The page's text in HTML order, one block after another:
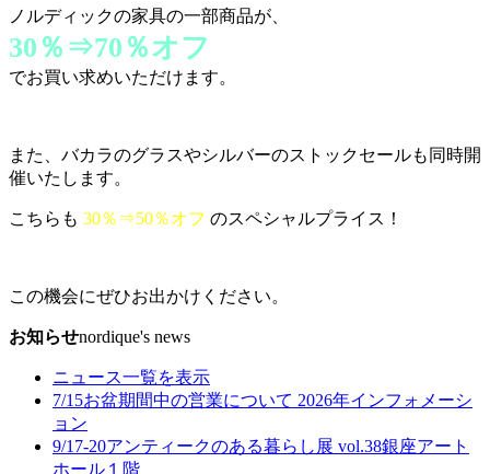
ノルディックの家具の一部商品が、
30％⇒70％オフ
でお買い求めいただけます。
また、バカラのグラスやシルバーのストックセールも同時開
催いたします。
こちらも 30％⇒50％オフ のスペシャルプライス！
この機会にぜひお出かけください。
お知らせnordique's news
ニュース一覧を表示
7/15お盆期間中の営業について 2026年インフォメーシ
ョン
9/17-20アンティークのある暮らし展 vol.38銀座アート
ホール１階